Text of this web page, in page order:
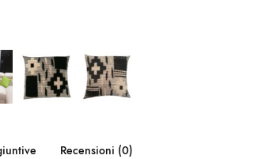
Recensioni (0)